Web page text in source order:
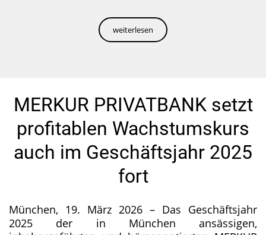
weiterlesen
MERKUR PRIVATBANK setzt
profitablen Wachstumskurs
auch im Geschäftsjahr 2025
fort
München, 19. März 2026 – Das Geschäftsjahr
2025 der in München ansässigen,